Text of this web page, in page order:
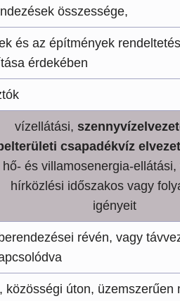
összessége,
és az építmények
érdekében
vízellátási,
csapadékvíz
hő- és villamosenergia-ellátási,
hírközlési időszakos vagy
igényeit
révén, vagy
úton, üzemszerűen